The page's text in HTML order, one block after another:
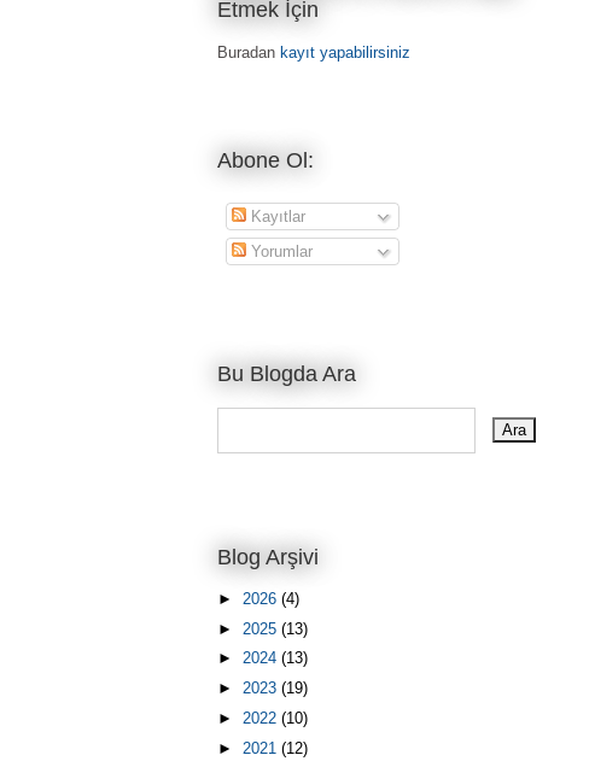
Etmek İçin
Buradan kayıt yapabilirsiniz
Abone Ol:
Kayıtlar
Yorumlar
Bu Blogda Ara
Blog Arşivi
► 2026 (4)
► 2025 (13)
► 2024 (13)
► 2023 (19)
► 2022 (10)
► 2021 (12)